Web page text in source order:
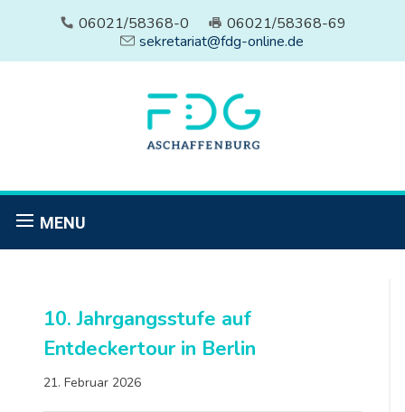
06021/58368-0
06021/58368-69
sekretariat@fdg-online.de
MENU
10. Jahrgangsstufe auf
Entdeckertour in Berlin
21. Februar 2026